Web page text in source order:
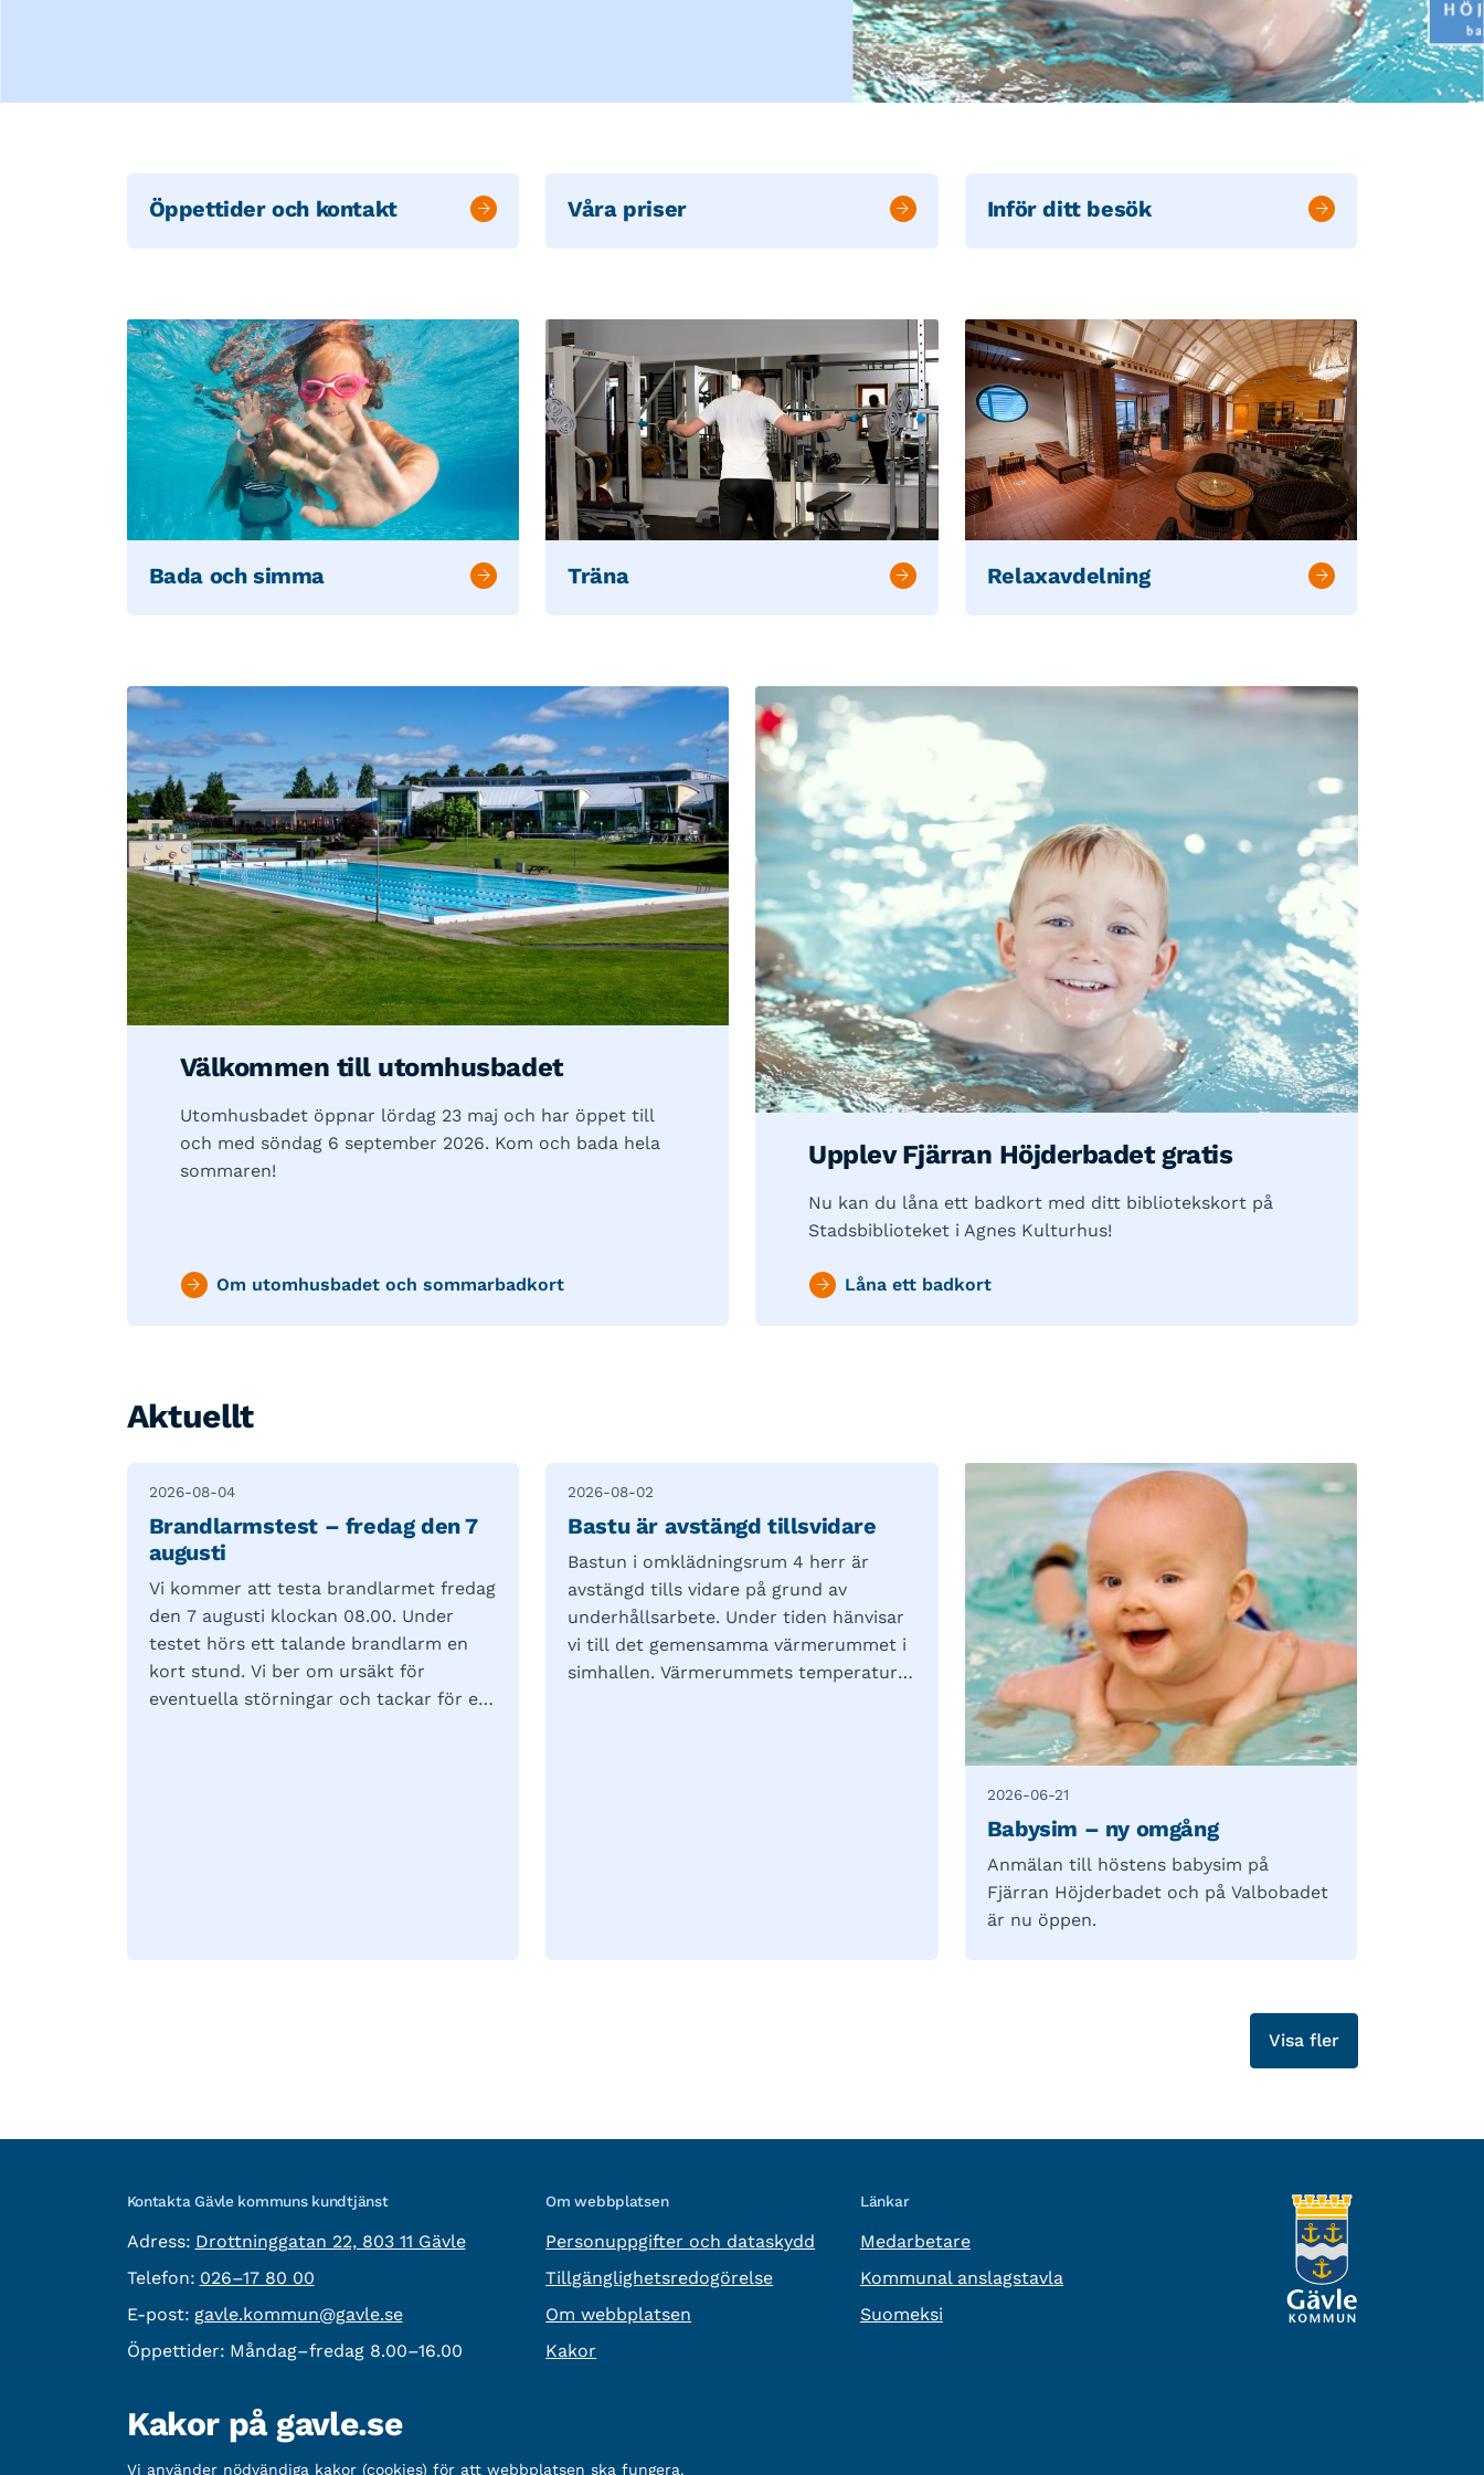
Öppettider och kontakt Våra priser Inför ditt besök
Bada och simma Träna Relaxavdelning
Välkommen till utomhusbadet
Utomhusbadet öppnar lördag 23 maj och har öppet till
och med söndag 6 september 2026. Kom och bada hela
sommaren!
Om utomhusbadet och sommarbadkort
Upplev Fjärran Höjderbadet gratis
Nu kan du låna ett badkort med ditt bibliotekskort på
Stadsbiblioteket i Agnes Kulturhus!
Låna ett badkort
Aktuellt
2026-08-04
Brandlarmstest – fredag den 7
augusti
Vi kommer att testa brandlarmet fredag
den 7 augusti klockan 08.00. Under
testet hörs ett talande brandlarm en
kort stund. Vi ber om ursäkt för
eventuella störningar och tackar för er
2026-08-02
Bastu är avstängd tillsvidare
Bastun i omklädningsrum 4 herr är
avstängd tills vidare på grund av
underhållsarbete. Under tiden hänvisar
vi till det gemensamma värmerummet i
simhallen. Värmerummets temperatur
2026-06-21
Babysim – ny omgång
Anmälan till höstens babysim på
Fjärran Höjderbadet och på Valbobadet
är nu öppen.
Visa fler
Kontakta Gävle kommuns kundtjänst
Adress: besöksadress:
Drottninggatan 22, 803 11 Gävle
Telefon: Telefon:
026–17 80 00
E-post: E-post:
gavle.kommun@gavle.se
Öppettider: Måndag–fredag 8.00–16.00
Om webbplatsen
Personuppgifter och dataskydd
Tillgänglighetsredogörelse
Om webbplatsen
Kakor
Länkar
Medarbetare
Kommunal anslagstavla
Suomeksi
Övrig information
Kakor på gavle.se
Vi använder nödvändiga kakor (cookies) för att webbplatsen ska fungera.